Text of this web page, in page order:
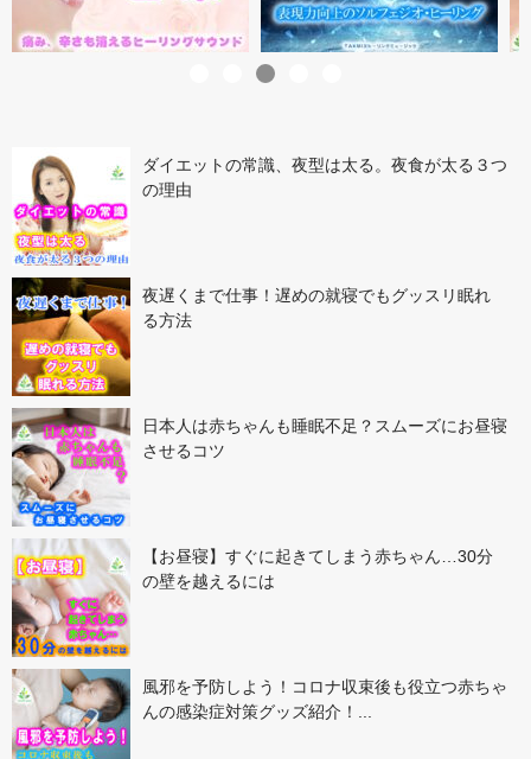
ダイエットの常識、夜型は太る。夜食が太る３つ
の理由
夜遅くまで仕事！遅めの就寝でもグッスリ眠れ
る方法
日本人は赤ちゃんも睡眠不足？スムーズにお昼寝
させるコツ
【お昼寝】すぐに起きてしまう赤ちゃん…30分
の壁を越えるには
風邪を予防しよう！コロナ収束後も役立つ赤ちゃ
んの感染症対策グッズ紹介！...